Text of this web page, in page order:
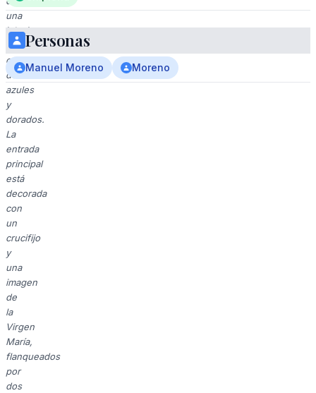
una
iglesia
blanca
con
detalles
azules
y
dorados.
La
entrada
principal
está
decorada
con
un
crucifijo
y
una
imagen
de
la
Virgen
María,
flanqueados
por
dos
Personas
Manuel Moreno Moreno